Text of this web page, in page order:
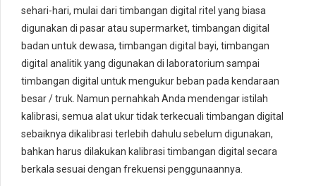
sehari-hari, mulai dari timbangan digital ritel yang biasa
digunakan di pasar atau supermarket, timbangan digital
badan untuk dewasa, timbangan digital bayi, timbangan
digital analitik yang digunakan di laboratorium sampai
timbangan digital untuk mengukur beban pada kendaraan
besar / truk. Namun pernahkah Anda mendengar istilah
kalibrasi, semua alat ukur tidak terkecuali timbangan digital
sebaiknya dikalibrasi terlebih dahulu sebelum digunakan,
bahkan harus dilakukan kalibrasi timbangan digital secara
berkala sesuai dengan frekuensi penggunaannya.